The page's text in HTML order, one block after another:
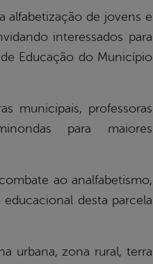
alfabetização de jovens e
interessados para
Educação do Município
municipais, professoras
para maiores
ao analfabetismo,
desta parcela
urbana, zona rural, terra